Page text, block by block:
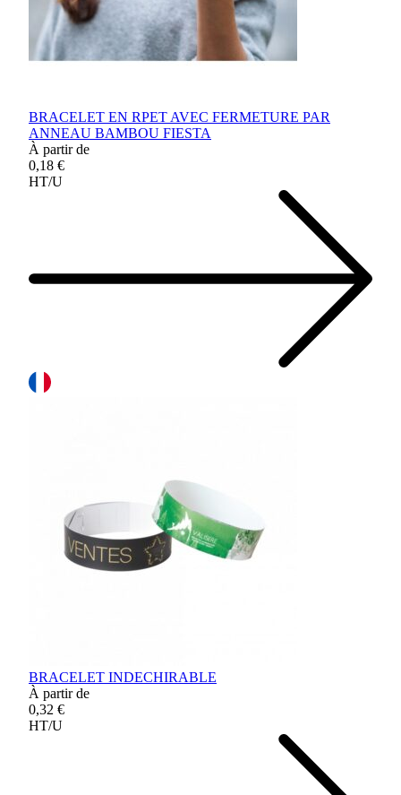
BRACELET EN RPET AVEC FERMETURE PAR
ANNEAU BAMBOU FIESTA
À partir de
0,18 €
HT/U
BRACELET INDECHIRABLE
À partir de
0,32 €
HT/U